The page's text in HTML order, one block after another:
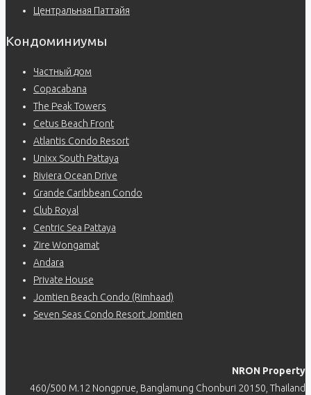
Центральная Паттайя
Кондоминиумы
Частный дом
Copacabana
The Peak Towers
Cetus Beach Front
Atlantis Condo Resort
Unixx South Pattaya
Riviera Ocean Drive
Grande Caribbean Condo
Club Royal
Centric Sea Pattaya
Zire Wongamat
Andara
Private House
Jomtien Beach Condo (Rimhaad)
Seven Seas Condo Resort Jomtien
NRON Property
460/500 M.12 Nongprue, Banglamung Chonburi 20150, Thailand